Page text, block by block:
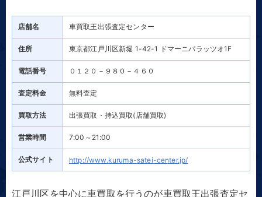
店舗名 車買取王出張査定センター
住所 東京都江戸川区新堀 1-42-1 ドマーニパラッツオ1F
電話番号 ０１２０－９８０－４６０
査定料金 無料査定
買取方法 出張買取・持込買取(店舗買取)
営業時間 7:00～21:00
公式サイト http://www.kuruma-satei-center.jp/
江戸川区を中心に車買取を行うのが車買取王出張査定セ